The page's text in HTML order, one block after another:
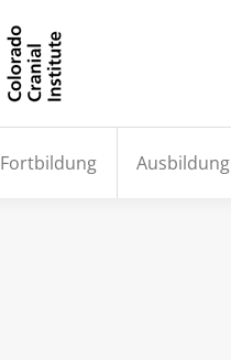
Fortbildung Ausbildung
Home